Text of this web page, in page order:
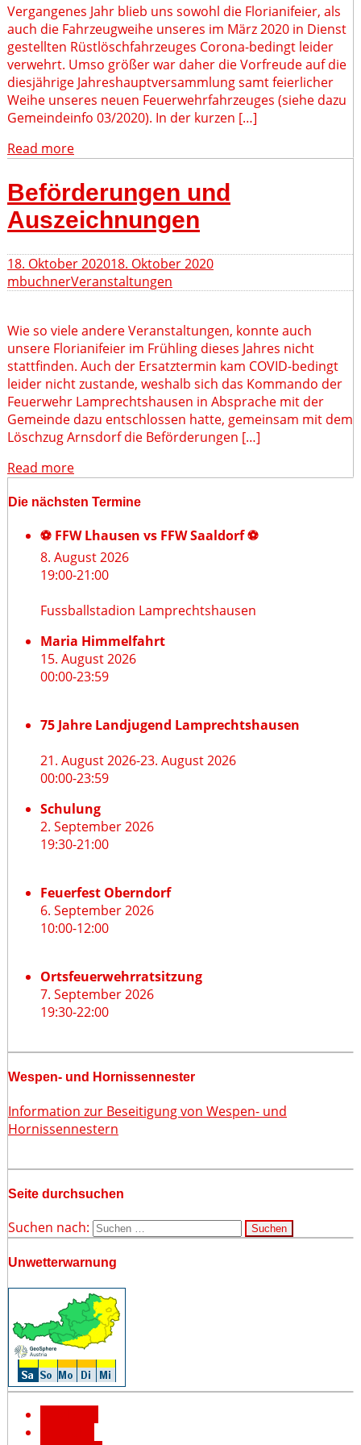
Vergangenes Jahr blieb uns sowohl die Florianifeier, als
auch die Fahrzeugweihe unseres im März 2020 in Dienst
gestellten Rüstlöschfahrzeuges Corona-bedingt leider
verwehrt. Umso größer war daher die Vorfreude auf die
diesjährige Jahreshauptversammlung samt feierlicher
Weihe unseres neuen Feuerwehrfahrzeuges (siehe dazu
Gemeindeinfo 03/2020). In der kurzen […]
Read more
Beförderungen und
Auszeichnungen
18. Oktober 202018. Oktober 2020
mbuchnerVeranstaltungen
Wie so viele andere Veranstaltungen, konnte auch
unsere Florianifeier im Frühling dieses Jahres nicht
stattfinden. Auch der Ersatztermin kam COVID-bedingt
leider nicht zustande, weshalb sich das Kommando der
Feuerwehr Lamprechtshausen in Absprache mit der
Gemeinde dazu entschlossen hatte, gemeinsam mit dem
Löschzug Arnsdorf die Beförderungen […]
Read more
Die nächsten Termine
⚽ FFW Lhausen vs FFW Saaldorf ⚽
8. August 2026
19:00-21:00
Fussballstadion Lamprechtshausen
Maria Himmelfahrt
15. August 2026
00:00-23:59
75 Jahre Landjugend Lamprechtshausen
21. August 2026-23. August 2026
00:00-23:59
Schulung
2. September 2026
19:30-21:00
Feuerfest Oberndorf
6. September 2026
10:00-12:00
Ortsfeuerwehrratsitzung
7. September 2026
19:30-22:00
Wespen- und Hornissennester
Information zur Beseitigung von Wespen- und
Hornissennestern
Seite durchsuchen
Suchen nach:
Unwetterwarnung